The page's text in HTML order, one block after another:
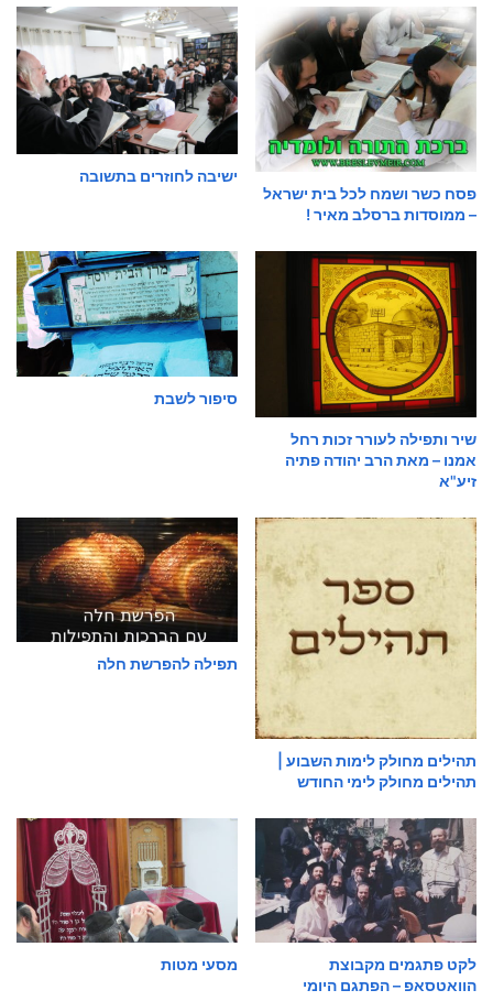
פסח כשר ושמח לכל בית ישראל
– ממוסדות ברסלב מאיר !
ישיבה לחוזרים בתשובה
שיר ותפילה לעורר זכות רחל
אמנו – מאת הרב יהודה פתיה
זיע"א
סיפור לשבת
תהילים מחולק לימות השבוע |
תהילים מחולק לימי החודש
תפילה להפרשת חלה
לקט פתגמים מקבוצת
הוואטסאפ – הפתגם היומי
מסעי מטות